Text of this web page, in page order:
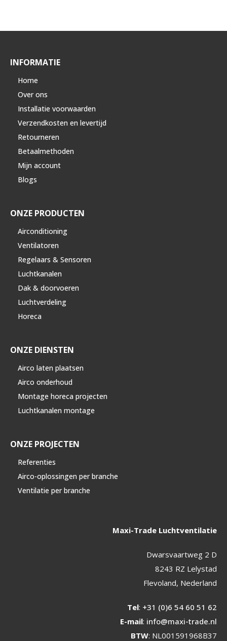
INFORMATIE
Home
Over ons
Installatie voorwaarden
Verzendkosten en levertijd
Retourneren
Betaalmethoden
Mijn account
Blogs
ONZE PRODUCTEN
Airconditioning
Ventilatoren
Regelaars & Sensoren
Luchtkanalen
Dak & doorvoeren
Luchtverdeling
Horeca
ONZE DIENSTEN
Airco laten plaatsen
Airco onderhoud
Montage horeca projecten
Luchtkanalen montage
ONZE PROJECTEN
Referenties
Airco-oplossingen per branche
Ventilatie per branche
Maxi-Trade Luchtventilatie
Dwarsvaartweg 2 D
8243 RZ Lelystad
Flevoland, Nederland
Tel: +31 (0)6 54 60 51 62
E-mail: info@maxi-trade.nl
BTW: NL001591968B37